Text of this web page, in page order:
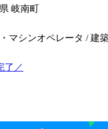
岐南町
マシンオペレータ / 建
了／